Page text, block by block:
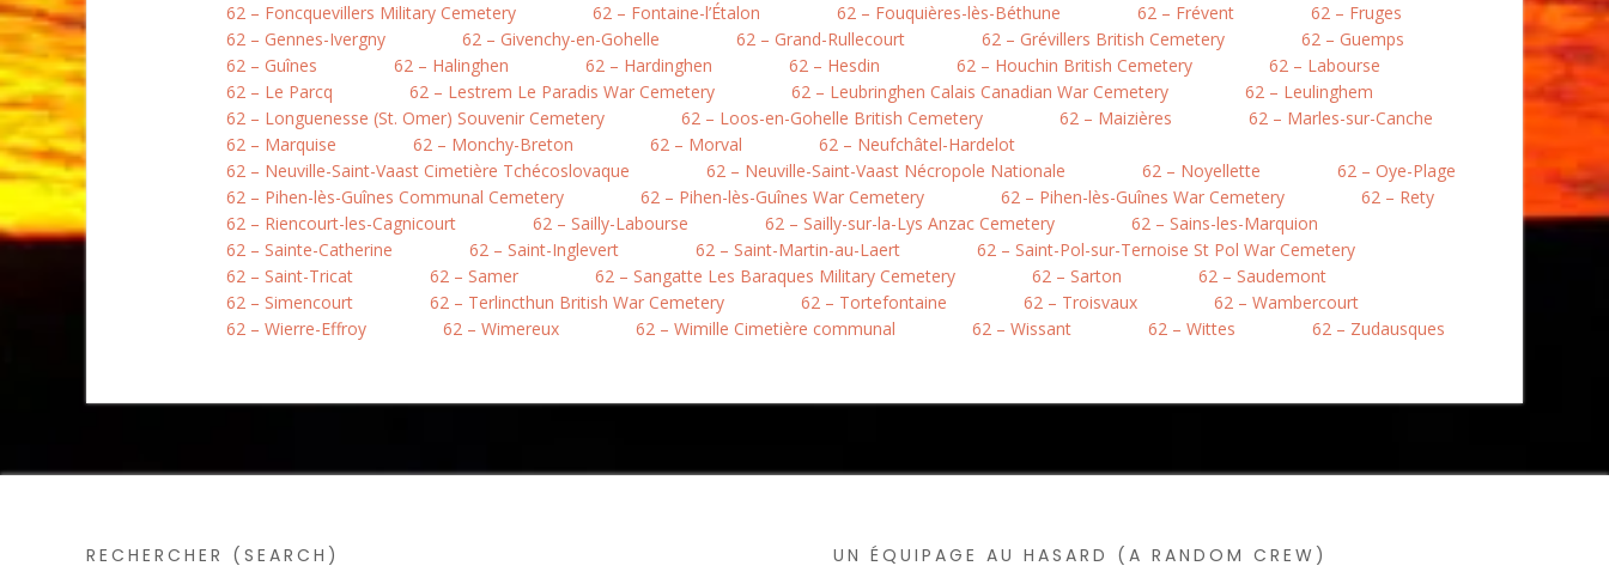
62 – Foncquevillers Military Cemetery
62 – Fontaine-l’Étalon 62 – Fouquières-lès-Béthune 62 – Frévent
62 – Fruges
62 – Gennes-Ivergny
62 – Givenchy-en-Gohelle 62 – Grand-Rullecourt 62 – Grévillers British Cemetery
62 – Guemps
62 – Guînes
62 – Halinghen 62 – Hardinghen 62 – Hesdin 62 – Houchin British Cemetery
62 – Labourse
62 – Le Parcq
62 – Lestrem Le Paradis War Cemetery 62 – Leubringhen Calais Canadian War Cemetery
62 – Leulinghem
62 – Longuenesse (St. Omer) Souvenir Cemetery
62 – Loos-en-Gohelle British Cemetery 62 – Maizières
62 – Marles-sur-Canche
62 – Marquise
62 – Monchy-Breton 62 – Morval
62 – Neufchâtel-Hardelot
62 – Neuville-Saint-Vaast Cimetière Tchécoslovaque
62 – Neuville-Saint-Vaast Nécropole Nationale 62 – Noyellette
62 – Oye-Plage
62 – Pihen-lès-Guînes Communal Cemetery
62 – Pihen-lès-Guînes War Cemetery 62 – Pihen-lès-Guînes War Cemetery
62 – Rety
62 – Riencourt-les-Cagnicourt
62 – Sailly-Labourse 62 – Sailly-sur-la-Lys Anzac Cemetery
62 – Sains-les-Marquion
62 – Sainte-Catherine
62 – Saint-Inglevert 62 – Saint-Martin-au-Laert
62 – Saint-Pol-sur-Ternoise St Pol War Cemetery
62 – Saint-Tricat
62 – Samer 62 – Sangatte Les Baraques Military Cemetery 62 – Sarton
62 – Saudemont
62 – Simencourt
62 – Terlincthun British War Cemetery 62 – Tortefontaine 62 – Troisvaux
62 – Wambercourt
62 – Wierre-Effroy
62 – Wimereux 62 – Wimille Cimetière communal 62 – Wissant 62 – Wittes 62 – Zudausques
RECHERCHER (SEARCH) UN ÉQUIPAGE AU HASARD (A RANDOM CREW)